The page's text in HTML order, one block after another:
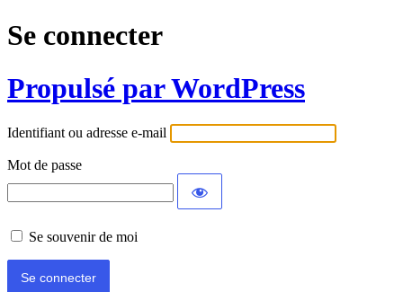
Se connecter
Propulsé par WordPress
Identifiant ou adresse e-mail
Mot de passe
Se souvenir de moi